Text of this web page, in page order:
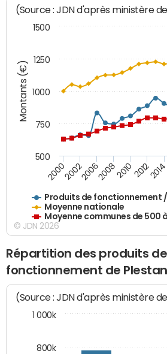
Montants (€)
(Source : JDN d'après ministère
Produits de fonctionnement
Moyenne nationale
Moyenne communes de 500
2000200220062008201020122014
500
750
1000
1250
1500
© JDN 2026
Répartition des produits de
fonctionnement de
(Source : JDN d'après ministère
800k
1 000k